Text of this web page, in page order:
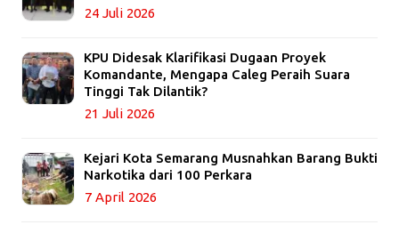
24 Juli 2026
KPU Didesak Klarifikasi Dugaan Proyek
Komandante, Mengapa Caleg Peraih Suara
Tinggi Tak Dilantik?
21 Juli 2026
Kejari Kota Semarang Musnahkan Barang Bukti
Narkotika dari 100 Perkara
7 April 2026